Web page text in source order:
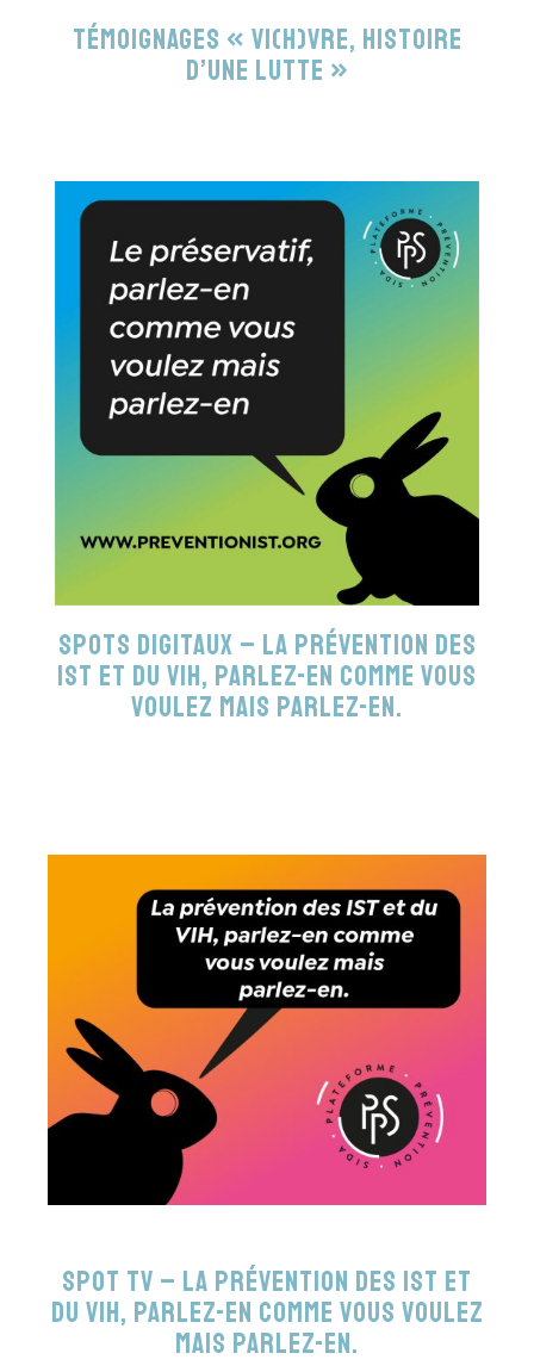
Témoignages « VI(H)VRE, histoire
d’une lutte »
Spots digitaux – La prévention des
IST et du VIH, parlez-en comme vous
voulez mais parlez-en.
Spot TV – La prévention des IST et
du VIH, parlez-en comme vous voulez
mais parlez-en.